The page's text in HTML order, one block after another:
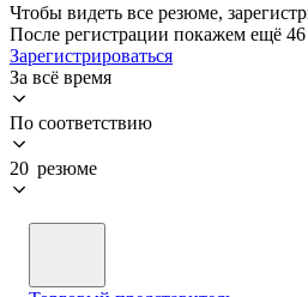
Чтобы видеть все резюме,
После регистрации покажем ещё
Зарегистрироваться
За всё время
По соответствию
20 резюме